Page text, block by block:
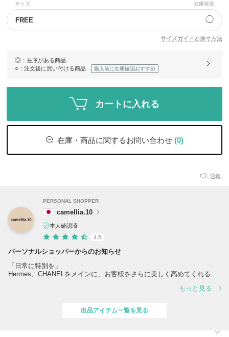
サイズ 在庫状況
FREE ◯
サイズガイドと採寸方法
◎ ：在庫がある商品
○ ：注文後に買い付ける商品 購入前に在庫確認おすすめ
カートに入れる
在庫・商品に関するお問い合わせ (0)
通報
PERSONAL SHOPPER
camellia.10
本人確認済
4.5
パーソナルショッパーからのお知らせ
「日常に特別を」
Hermes、CHANELをメインに、お客様をさらに美しく高めてくれる逸
もっと見る
出品アイテム一覧を見る